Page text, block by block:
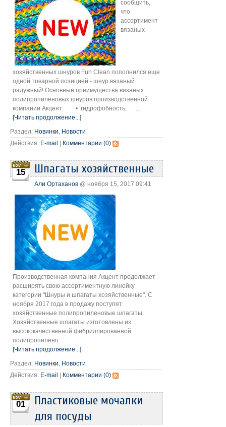
сообщить,
что
ассортимент
вязаных
хозяйственных шнуров Fun Clean пополнился еще
одной товарной позицией - шнур вязаный
радужный! Основные преимущества вязаных
полипропиленовых шнуров производственной
компании Акцент: • гидрофобность; ...
[Читать продолжение...]
Раздел: Новинки Новости
Действия: E-mail | Комментарии (0)
15 Шпагаты хозяйственные
Али Ортаханов @ ноября 15, 2017 09:41
Производственная компания Акцент продолжает
расширять свою ассортиментную линейку
категории "Шнуры и шпагаты хозяйственные". С
ноября 2017 года в продажу поступят
хозяйственные полипропиленовые шпагаты.
Хозяйственные шпагаты изготовлены из
высококачественной фибриллированной
полипропилено...
[Читать продолжение...]
Раздел: Новинки Новости
Действия: E-mail | Комментарии (0)
01
Пластиковые мочалки
для посуды